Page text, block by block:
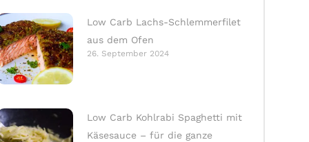
Low Carb Lachs-Schlemmerfilet
aus dem Ofen
26. September 2024
Low Carb Kohlrabi Spaghetti mit
Käsesauce – für die ganze